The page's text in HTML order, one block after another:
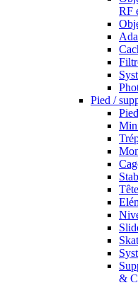
RF
Pied /
&